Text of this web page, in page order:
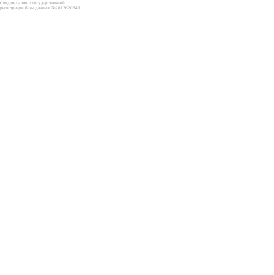
Свидетельство о государственной
регистрации базы данных №2012620649.